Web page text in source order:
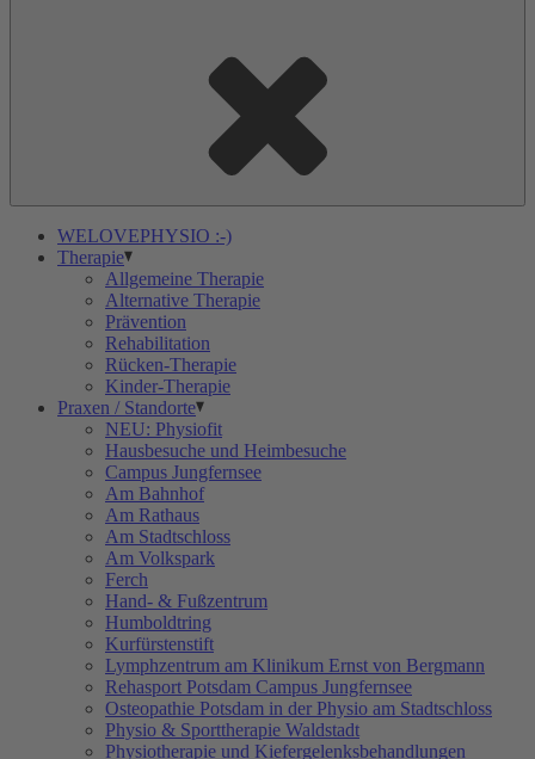
WELOVEPHYSIO :-)
Therapie
Allgemeine Therapie
Alternative Therapie
Prävention
Rehabilitation
Rücken-Therapie
Kinder-Therapie
Praxen / Standorte
NEU: Physiofit
Hausbesuche und Heimbesuche
Campus Jungfernsee
Am Bahnhof
Am Rathaus
Am Stadtschloss
Am Volkspark
Ferch
Hand- & Fußzentrum
Humboldtring
Kurfürstenstift
Lymphzentrum am Klinikum Ernst von Bergmann
Rehasport Potsdam Campus Jungfernsee
Osteopathie Potsdam in der Physio am Stadtschloss
Physio & Sporttherapie Waldstadt
Physiotherapie und Kiefergelenksbehandlungen